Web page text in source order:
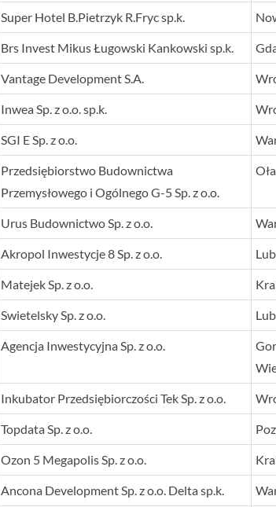
Super Hotel B.Pietrzyk R.Fryc sp.k.
Brs Invest Mikus Ługowski Kankowski sp.k.
Vantage Development S.A.
Inwea Sp. z o.o. sp.k.
SGI E Sp. z o.o.
Przedsiębiorstwo Budownictwa
Przemysłowego i Ogólnego G-5 Sp. z o.o.
Urus Budownictwo Sp. z o.o.
Akropol Inwestycje 8 Sp. z o.o.
Matejek Sp. z o.o.
Swietelsky Sp. z o.o.
Agencja Inwestycyjna Sp. z o.o.
Inkubator Przedsiębiorczości Tek Sp. z o.o.
Topdata Sp. z o.o.
Ozon 5 Megapolis Sp. z o.o.
Ancona Development Sp. z o.o. Delta sp.k.